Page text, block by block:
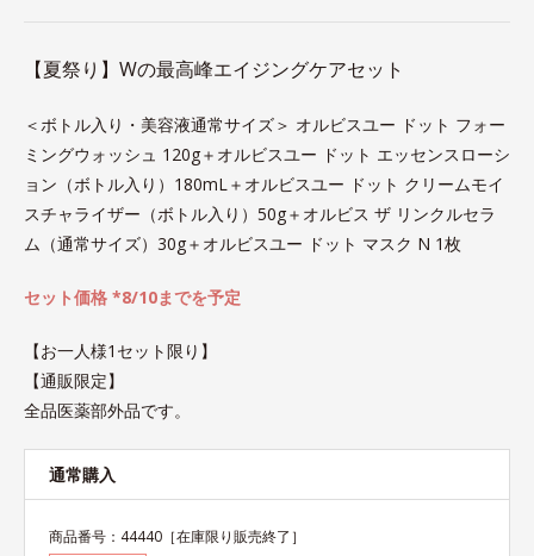
【夏祭り】Wの最高峰エイジングケアセット
＜ボトル入り・美容液通常サイズ＞ オルビスユー ドット フォー
ミングウォッシュ 120g＋オルビスユー ドット エッセンスローシ
ョン（ボトル入り）180mL＋オルビスユー ドット クリームモイ
スチャライザー（ボトル入り）50g＋オルビス ザ リンクルセラ
ム（通常サイズ）30g＋オルビスユー ドット マスク N 1枚
セット価格 *8/10までを予定
【お一人様1セット限り】
【通販限定】
全品医薬部外品です。
通常購入
商品番号： 44440 ［在庫限り販売終了］